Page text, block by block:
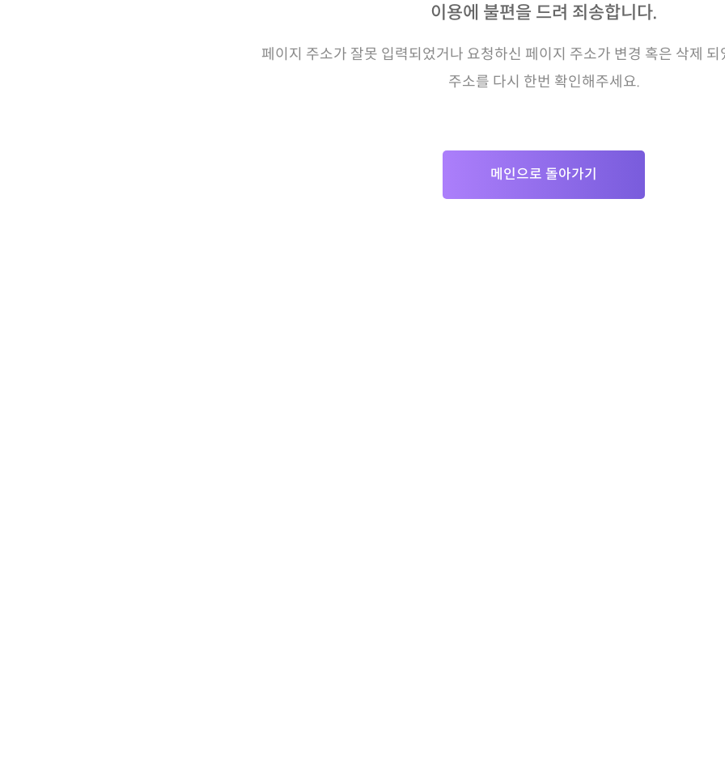
이용에 불편을 드려 죄송합니다.
페이지 주소가 잘못 입력되었거나 요청하신 페이지 주소가 변경 혹은 삭제 되
주소를 다시 한번 확인해주세요.
메인으로 돌아가기